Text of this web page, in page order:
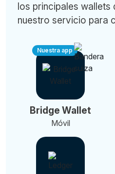
los principales wallets
nuestro servicio para
Nuestra app
Bridge Wallet
Móvil